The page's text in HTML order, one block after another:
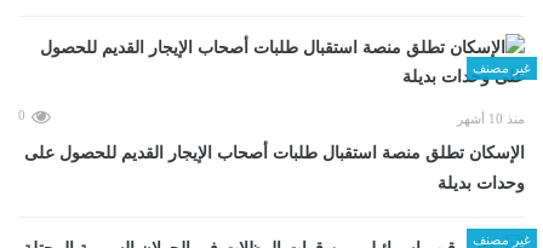
غير مصنف
منذ 10 أشهر 0
الإسكان تطلق منصة استقبال طلبات أصحاب الإيجار القديم للحصول على
وحدات بديلة
غير مصنف